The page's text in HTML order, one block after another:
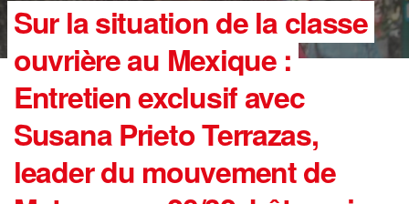
Sur la situation de la classe
ouvrière au Mexique :
Entretien exclusif avec
Susana Prieto Terrazas,
leader du mouvement de